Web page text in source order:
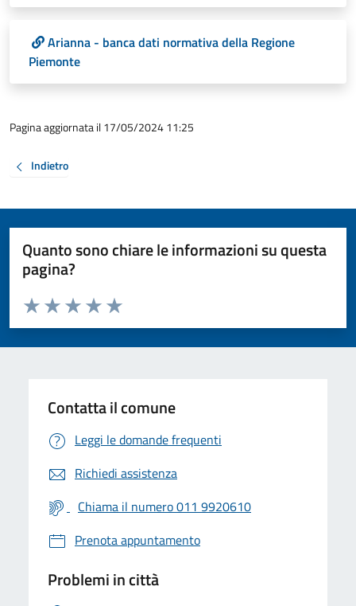
Arianna - banca dati normativa della Regione
Piemonte
Pagina aggiornata il 17/05/2024 11:25
Indietro
Quanto sono chiare le informazioni su questa
pagina?
Valuta da 1 a 5 stelle la pagina
Valuta 5 stelle su 5
Valuta 4 stelle su 5
Valuta 3 stelle su 5
Valuta 2 stelle su 5
Valuta 1 stelle su 5
Contatta il comune
Leggi le domande frequenti
Richiedi assistenza
Chiama il numero 011 9920610
Prenota appuntamento
Problemi in città